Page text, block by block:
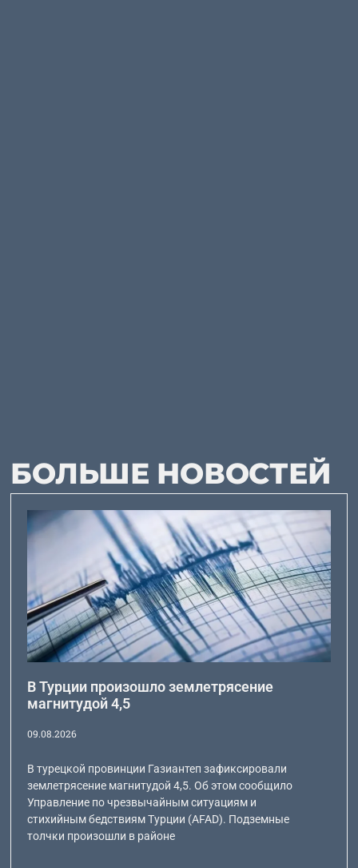
БОЛЬШЕ НОВОСТЕЙ
В Турции произошло землетрясение
магнитудой 4,5
09.08.2026
В турецкой провинции Газиантеп зафиксировали
землетрясение магнитудой 4,5. Об этом сообщило
Управление по чрезвычайным ситуациям и
стихийным бедствиям Турции (AFAD). Подземные
толчки произошли в районе